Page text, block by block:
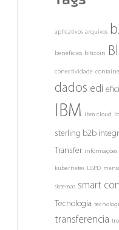
aplicativos arquivos
benefícios biticoin
conectividade
dados edi
IBM ibm cloud
sterling b2b
Transfer informações
kubernetes LGPD
sistemas smart
Tecnologia
transferencia